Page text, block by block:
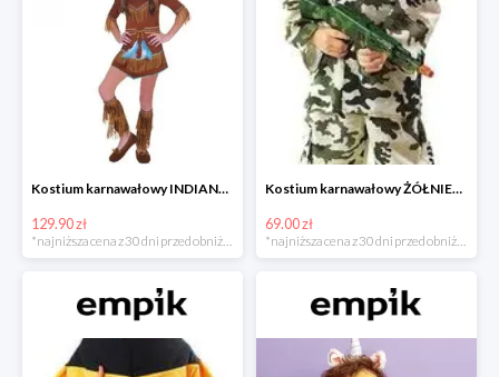
Kostium karnawałowy INDIANKA
129.90 zł
*najniższa cena z 30 dni przed obniżką
Kostium karnawałowy ŻÓŁNIERZ
69.00 zł
*najniższa cena z 30 dni przed obniżką